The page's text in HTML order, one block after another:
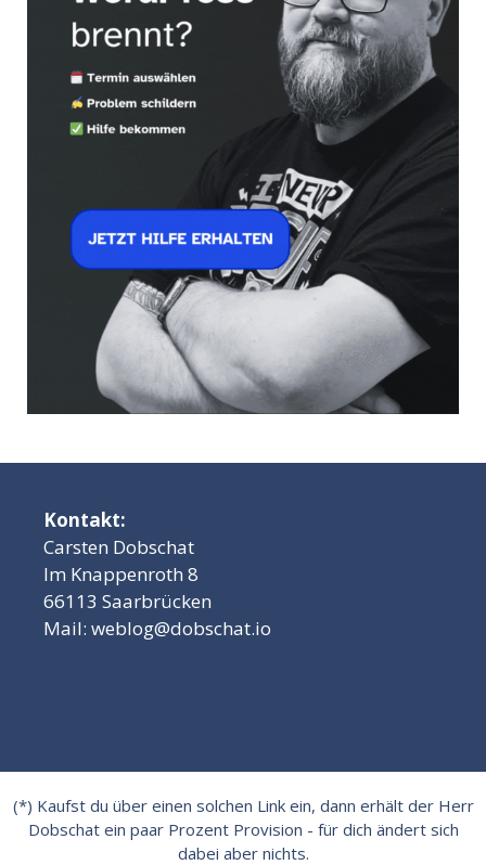
Kontakt:
Carsten Dobschat
Im Knappenroth 8
66113 Saarbrücken
Mail: weblog@dobschat.io
(*) Kaufst du über einen solchen Link ein, dann erhält der Herr
Dobschat ein paar Prozent Provision - für dich ändert sich
dabei aber nichts.